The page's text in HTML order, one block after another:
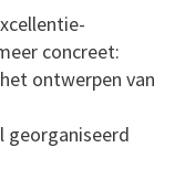
concreet:
ontwerpen van
georganiseerd